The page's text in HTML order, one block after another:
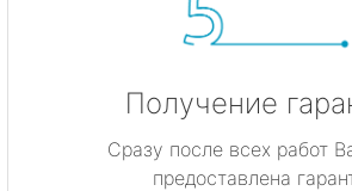
метро Китай-город
метро Нагатинская
метро Каширская
Получение
Сразу после всех работ
предоставлена